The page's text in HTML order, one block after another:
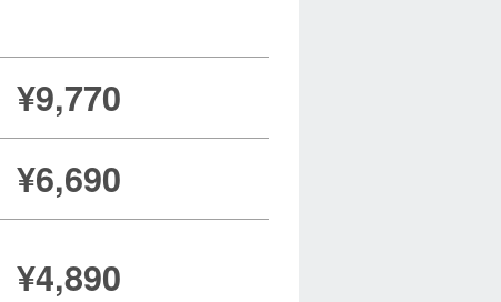
¥9,770
¥6,690
¥4,890